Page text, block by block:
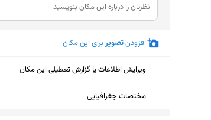
افزودنتصویربرای این مکان
ویرایش اطلاعات یا گزارش تعطیلی این مکان
مختصات جغرافیایی